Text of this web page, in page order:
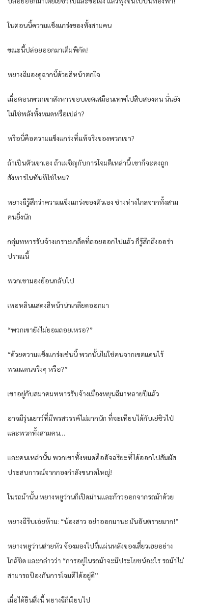
ในตอนนี้ความแข็งแกร่งของทั้งสามคน
ขณะนี้ปล่อยออกมาเต็มพิกัด!
หยางฉีมองดูฉากนี้ด้วยสีหน้าตกใจ
เมื่อตอนพวกเขาสังหารขอบเขตเสมือนเทพไปสิบสองคน นั่นยัง
ไม่ใช่พลังทั้งหมดหรือเปล่า?
หรือนี่คือความแข็งแกร่งที่แท้จริงของพวกเขา?
ถ้าเป็นตัวเขาเอง ถ้าเผชิญกับการโจมตีเหล่านี้ เขาก็จะคงถูก
สังหารในทันทีใช่ไหม?
หยางฉีรู้สึกว่าความแข็งแกร่งของตัวเอง ช่างห่างไกลจากทั้งสาม
คนยิ่งนัก
กลุ่มทหารรับจ้างเกราะเกล็ดที่ถอยออกไปแล้ว ก็รู้สึกถึงออร่า
ปราณนี้
พวกเขามองย้อนกลับไป
เหอหลินแสดงสีหน้าน่าเกลียดออกมา
“พวกเขายังไม่ยอมถอยเหรอ?”
“ด้วยความแข็งแกร่งเช่นนี้ พวกนั้นไม่ใช่คนจากเขตแดนไร้
พรมแดนจริงๆ หรือ?”
เขาอยู่กับสมาคมทหารรับจ้างเมืองหยุนฉีมาหลายปีแล้ว
อาจมีรุ่นเยาว์ที่มีพรสวรรค์ไม่มากนัก ที่จะเทียบได้กับเย่ชิวไป่
และพวกทั้งสามคน…
และคนเหล่านั้น พวกเขาทั้งหมดคืออัจฉริยะที่ได้ออกไปสัมผัส
ประสบการณ์จากกองกำลังขนาดใหญ่!
ในรถม้านั้น หยางหยูว่านก็เปิดม่านและก้าวออกจากรถม้าด้วย
หยางฉีรีบเอ่ยห้าม: “น้องสาว อย่าออกมานะ มันอันตรายมาก!”
หยางหยูว่านส่ายหัว จ้องมองไปที่แผ่นหลังของเสี่ยวเฮยอย่าง
ใกล้ชิด และกล่าวว่า “การอยู่ในรถม้าจะมีประโยชน์อะไร รถม้าไม่
สามารถป้องกันการโจมตีได้อยู่ดี”
เมื่อได้ยินสิ่งนี้ หยางฉีก็เงียบไป